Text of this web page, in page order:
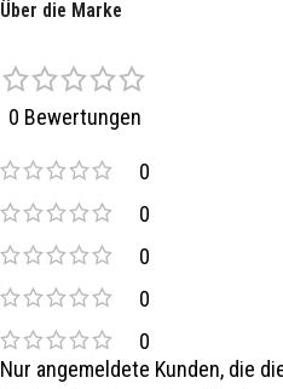
Über die Marke
0 Bewertungen
0
0
0
0
0
Nur angemeldete Kunden, die